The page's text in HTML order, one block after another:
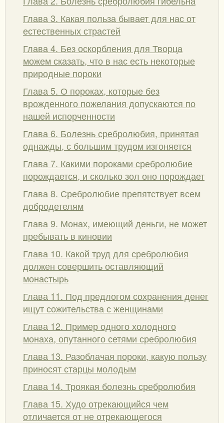
Глава 3. Какая польза бывает для нас от
естественных страстей
Глава 4. Без оскорбления для Творца
можем сказать, что в нас есть некоторые
природные пороки
Глава 5. О пороках, которые без
врожденного пожелания допускаются по
нашей испорченности
Глава 6. Болезнь сребролюбия, принятая
однажды, с большим трудом изгоняется
Глава 7. Какими пороками сребролюбие
порождается, и сколько зол оно порождает
Глава 8. Сребролюбие препятствует всем
добродетелям
Глава 9. Монах, имеющий деньги, не может
пребывать в киновии
Глава 10. Какой труд для сребролюбия
должен совершить оставляющий
монастырь
Глава 11. Под предлогом сохранения денег
ищут сожительства с женщинами
Глава 12. Пример одного холодного
монаха, опутанного сетями сребролюбия
Глава 13. Разоблачая пороки, какую пользу
приносят старцы молодым
Глава 14. Троякая болезнь сребролюбия
Глава 15. Худо отрекающийся чем
отличается от не отрекающегося